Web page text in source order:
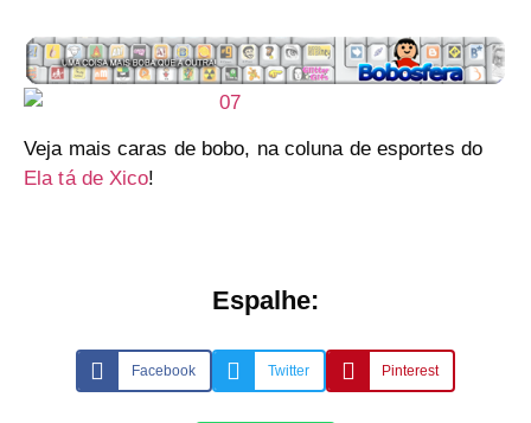
Veja mais caras de bobo, na coluna de esportes do
Ela tá de Xico!
Espalhe:
Facebook Twitter Pinterest